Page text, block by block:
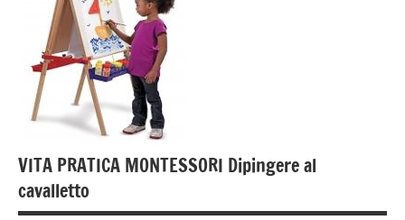
anni
dai
3 ai
6
esercizi
preliminari
e
VITA PRATICA MONTESSORI Dipingere al
cavalletto